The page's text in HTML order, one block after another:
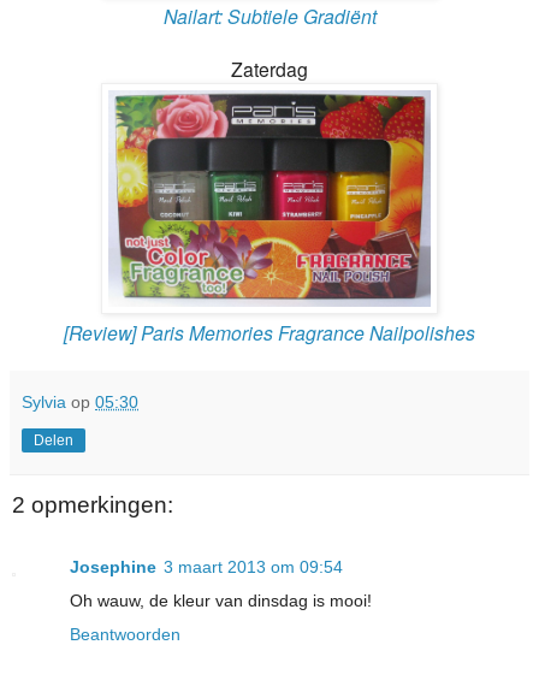
Nailart: Subtiele Gradiënt
Zaterdag
[Review] Paris Memories Fragrance Nailpolishes
Sylvia op 05:30
Delen
2 opmerkingen:
Josephine 3 maart 2013 om 09:54
Oh wauw, de kleur van dinsdag is mooi!
Beantwoorden